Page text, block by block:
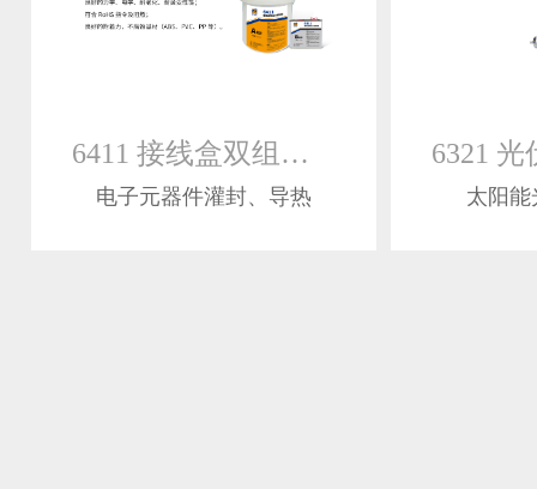
6411 接线盒双组分灌封胶
电子元器件灌封、导热 太阳